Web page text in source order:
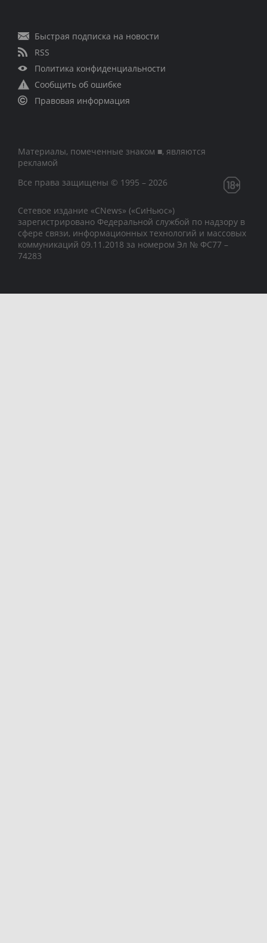
Быстрая подписка на новости
RSS
Политика конфиденциальности
Сообщить об ошибке
Правовая информация
Материалы, помеченные знаком ■, являются
рекламой
Все права защищены © 1995 – 2026
Сетевое издание «CNews» («СиНьюс»)
зарегистрировано Федеральной службой по надзору в
сфере связи, информационных технологий и массовых
коммуникаций 09.11.2018 за номером Эл № ФС77 –
74283